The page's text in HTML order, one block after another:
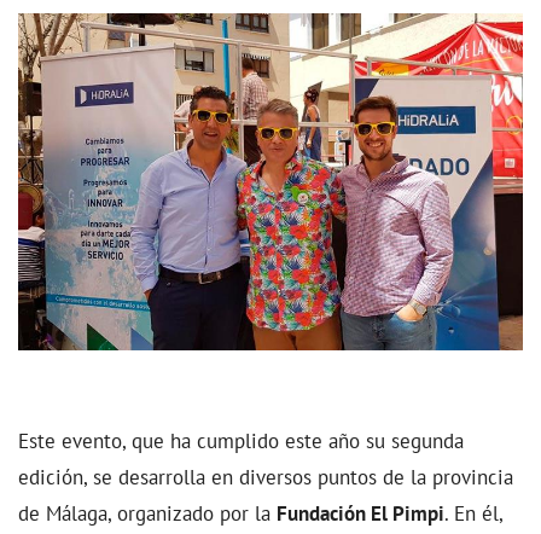
Este evento, que ha cumplido este año su segunda
edición, se desarrolla en diversos puntos de la provincia
de Málaga, organizado por la Fundación El Pimpi. En él,